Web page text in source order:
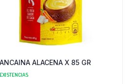
ALACENA X 85 GR